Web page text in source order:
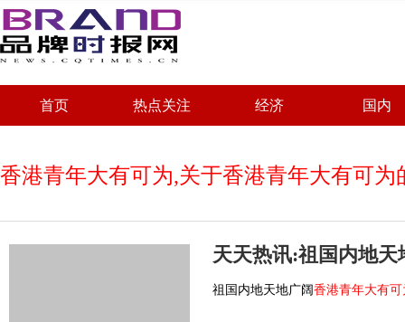
首页 热点关注 经济 国内
香港青年大有可为,关于香港青年大有可为
天天热讯:祖国内地
祖国内地天地广阔香港青年大有可